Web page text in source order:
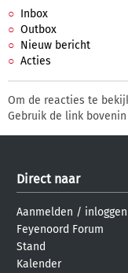
Inbox
Outbox
Nieuw bericht
Acties
Om de reacties te
Gebruik de link
Direct naar
Aanmelden / inloggen
Feyenoord Forum
Stand
Kalender